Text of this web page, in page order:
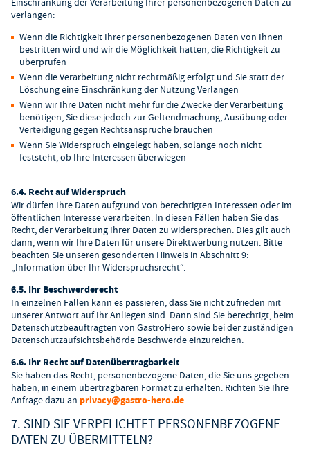
verlangen:
Wenn die Richtigkeit Ihrer personenbezogenen Daten von Ihnen
bestritten wird und wir die Möglichkeit hatten, die Richtigkeit zu
überprüfen
Wenn die Verarbeitung nicht rechtmäßig erfolgt und Sie statt der
Löschung eine Einschränkung der Nutzung Verlangen
Wenn wir Ihre Daten nicht mehr für die Zwecke der Verarbeitung
benötigen, Sie diese jedoch zur Geltendmachung, Ausübung oder
Verteidigung gegen Rechtsansprüche brauchen
Wenn Sie Widerspruch eingelegt haben, solange noch nicht
feststeht, ob Ihre Interessen überwiegen
6.4. Recht auf Widerspruch
Wir dürfen Ihre Daten aufgrund von berechtigten Interessen oder im
öffentlichen Interesse verarbeiten. In diesen Fällen haben Sie das
Recht, der Verarbeitung Ihrer Daten zu widersprechen. Dies gilt auch
dann, wenn wir Ihre Daten für unsere Direktwerbung nutzen. Bitte
beachten Sie unseren gesonderten Hinweis in Abschnitt 9:
„Information über Ihr Widerspruchsrecht“.
6.5. Ihr Beschwerderecht
In einzelnen Fällen kann es passieren, dass Sie nicht zufrieden mit
unserer Antwort auf Ihr Anliegen sind. Dann sind Sie berechtigt, beim
Datenschutzbeauftragten von GastroHero sowie bei der zuständigen
Datenschutzaufsichtsbehörde Beschwerde einzureichen.
6.6. Ihr Recht auf Datenübertragbarkeit
Sie haben das Recht, personenbezogene Daten, die Sie uns gegeben
haben, in einem übertragbaren Format zu erhalten. Richten Sie Ihre
Anfrage dazu an privacy@gastro-hero.de
7. SIND SIE VERPFLICHTET PERSONENBEZOGENE
DATEN ZU ÜBERMITTELN?